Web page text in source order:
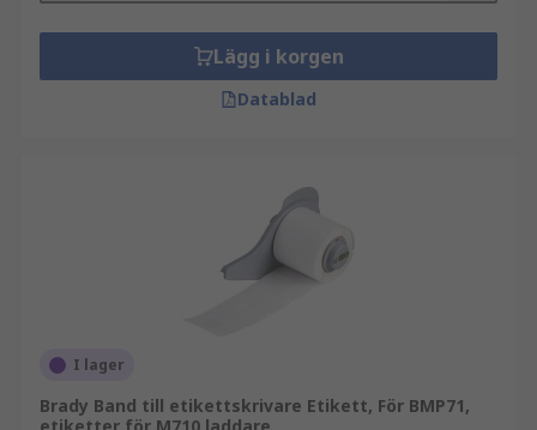
Lägg i korgen
Datablad
I lager
Brady Band till etikettskrivare Etikett, För BMP71,